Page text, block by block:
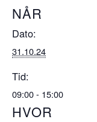
NÅR
Dato:
31.10.24
Tid:
09:00 - 15:00
HVOR